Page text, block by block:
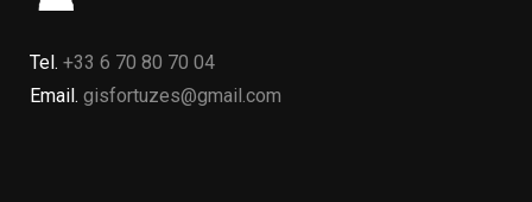
Tel. +33 6 70 80 70 04
Email. gisfortuzes@gmail.com